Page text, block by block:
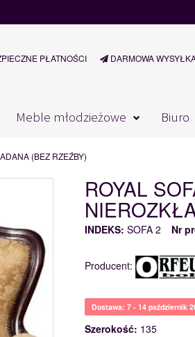
PŁATNOŚCI DARMOWA
Meble młodzieżowe Biuro
(BEZ RZEŹBY)
ROYAL
INDEKS: SOFA 2 Nr
Producent:
Dostawa: 7 - 14 październik
Szerokość: 135